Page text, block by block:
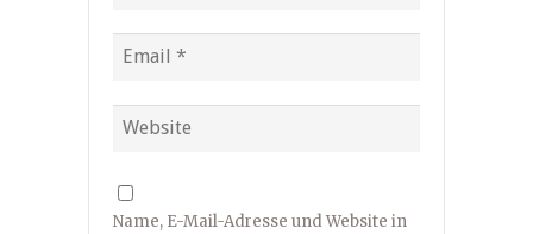
Name, E-Mail-Adresse und Website in